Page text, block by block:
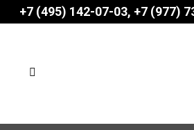
+7 (495) 142-07-03 ‎‎+7 (977)